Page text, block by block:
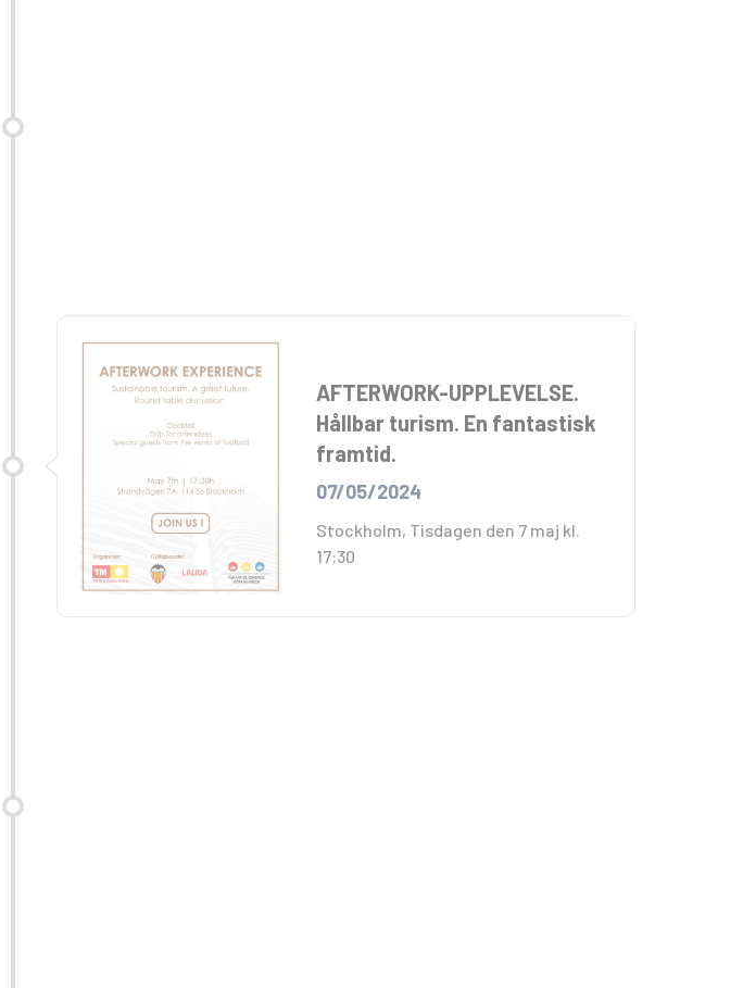
AFTERWORK-UPPLEVELSE.
Hållbar turism. En fantastisk
framtid.
07/05/2024
Stockholm, Tisdagen den 7 maj kl.
17:30